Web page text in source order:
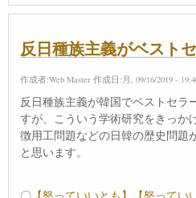
反日種族主義がベスト
作成者:Web Master 作成日:月, 09/16/2019 -
反日種族主義が韓国でベストセラ
すが、こういう学術研究をきっか
徴用工問題などの日韓の歴史問題
と思います。